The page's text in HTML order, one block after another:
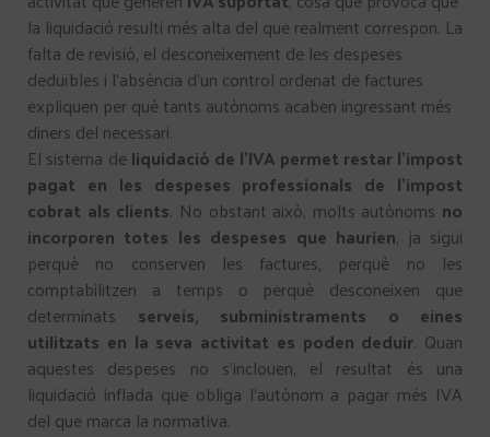
la liquidació resulti més alta del que realment correspon. La
falta de revisió, el desconeixement de les despeses
deduïbles i l’absència d’un control ordenat de factures
expliquen per què tants autònoms acaben ingressant més
diners del necessari.
El sistema deliquidació de l’IVA permet restar l’impost
pagat en les despeses professionals de l’impost
cobrat als clients. No obstant això, molts autònoms no
incorporen totes les despeses que haurien, ja sigui
perquè no conserven les factures, perquè no les
comptabilitzen a temps o perquè desconeixen que
determinats serveis, subministraments o eines
utilitzats en la seva activitat es poden deduir. Quan
aquestes despeses no s’inclouen, el resultat és una
liquidació inflada que obliga l’autònom a pagar més IVA
del que marca la normativa.